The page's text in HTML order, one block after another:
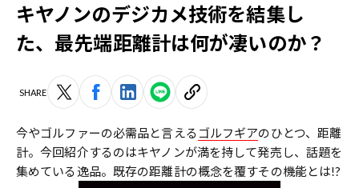
キヤノンのデジカメ技術を結集し
た、最先端距離計は何が凄いのか？
SHARE
今やゴルファーの必需品と言える ゴルフギアのひとつ、距離
計。今回紹介するのはキヤノンが満を持して発売し、話題を
集めている逸品。既存の距離計の概念を覆すその機能とは!?